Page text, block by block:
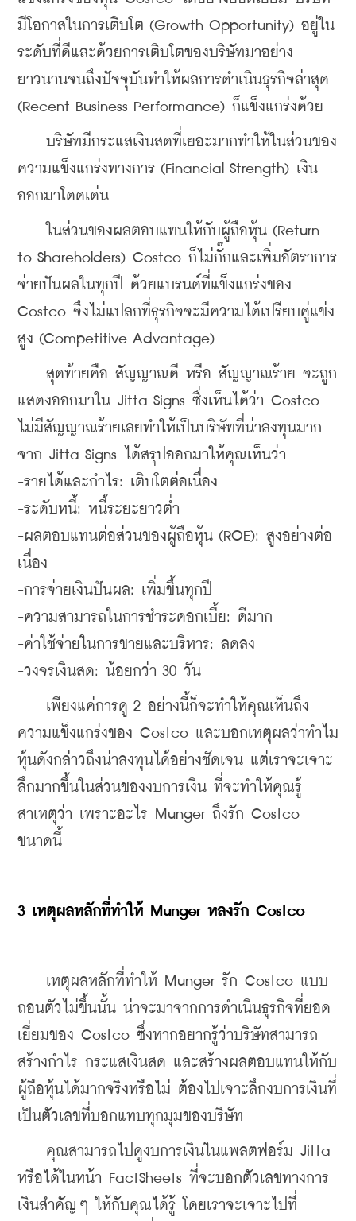
มีโอกาสในการเติบโต (Growth Opportunity) อยู่ใน
ระดับที่ดีและด้วยการเติบโตของบริษัทมาอย่าง
ยาวนานจนถึงปัจจุบันทำให้ผลการดำเนินธุรกิจล่าสุด
(Recent Business Performance) ก็แข็งแกร่งด้วย
บริษัทมีกระแสเงินสดที่เยอะมากทำให้ในส่วนของ
ความแข็งแกร่งทางการ (Financial Strength) เงิน
ออกมาโดดเด่น
ในส่วนของผลตอบแทนให้กับผู้ถือหุ้น (Return
to Shareholders) Costco ก็ไม่กั๊กและเพิ่มอัตราการ
จ่ายปันผลในทุกปี ด้วยแบรนด์ที่แข็งแกร่งของ
Costco จึงไม่แปลกที่ธุรกิจจะมีความได้เปรียบคู่แข่ง
สูง (Competitive Advantage)
สุดท้ายคือ สัญญาณดี หรือ สัญญาณร้าย จะถูก
แสดงออกมาใน Jitta Signs ซึ่งเห็นได้ว่า Costco
ไม่มีสัญญาณร้ายเลยทำให้เป็นบริษัทที่น่าลงทุนมาก
จาก Jitta Signs ได้สรุปออกมาให้คุณเห็นว่า
-รายได้และกำไร: เติบโตต่อเนื่อง
-ระดับหนี้: หนี้ระยะยาวต่ำ
-ผลตอบแทนต่อส่วนของผู้ถือหุ้น (ROE): สูงอย่างต่อ
เนื่อง
-การจ่ายเงินปันผล: เพิ่มขึ้นทุกปี
-ความสามารถในการชำระดอกเบี้ย: ดีมาก
-ค่าใช้จ่ายในการขายและบริหาร: ลดลง
-วงจรเงินสด: น้อยกว่า 30 วัน
เพียงแค่การดู 2 อย่างนี้ก็จะทำให้คุณเห็นถึง
ความแข็งแกร่งของ Costco และบอกเหตุผลว่าทำไม
หุ้นดังกล่าวถึงน่าลงทุนได้อย่างชัดเจน แต่เราจะเจาะ
ลึกมากขึ้นในส่วนของงบการเงิน ที่จะทำให้คุณรู้
สาเหตุว่า เพราะอะไร Munger ถึงรัก Costco
ขนาดนี้
3 เหตุผลหลักที่ทำให้ Munger หลงรัก Costco
เหตุผลหลักที่ทำให้ Munger รัก Costco แบบ
ถอนตัวไม่ขึ้นนั้น น่าจะมาจากการดำเนินธุรกิจที่ยอด
เยี่ยมของ Costco ซึ่งหากอยากรู้ว่าบริษัทสามารถ
สร้างกำไร กระแสเงินสด และสร้างผลตอบแทนให้กับ
ผู้ถือหุ้นได้มากจริงหรือไม่ ต้องไปเจาะลึกงบการเงินที่
เป็นตัวเลขที่บอกแทบทุกมุมของบริษัท
คุณสามารถไปดูงบการเงินในแพลตฟอร์ม Jitta
หรือได้ในหน้า FactSheets ที่จะบอกตัวเลขทางการ
เงินสำคัญๆ ให้กับคุณได้รู้ โดยเราจะเจาะไปที่